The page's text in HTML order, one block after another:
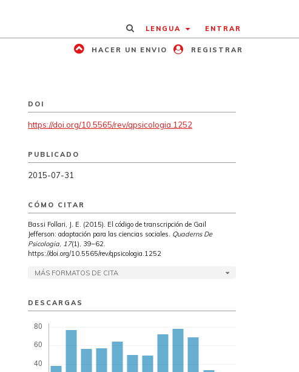
LENGUA ENTRAR
HACER UN ENVIO REGISTRAR
DOI
https://doi.org/10.5565/rev/qpsicologia.1252
PUBLICADO
2015-07-31
CÓMO CITAR
Bassi Follari, J. E. (2015). El código de transcripción de Gail
Jefferson: adaptación para las ciencias sociales. Quaderns De
Psicologia, 17(1), 39–62.
https://doi.org/10.5565/rev/qpsicologia.1252
MÁS FORMATOS DE CITA
DESCARGAS